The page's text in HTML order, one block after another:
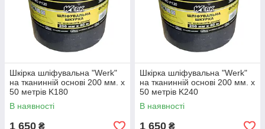
Шкірка шліфувальна "Werk"
на тканинній основі 200 мм. х
50 метрів K180
В наявності
1 650 ₴
Шкірка шліфувальна "Werk"
на тканинній основі 200 мм. х
50 метрів K240
В наявності
1 650 ₴